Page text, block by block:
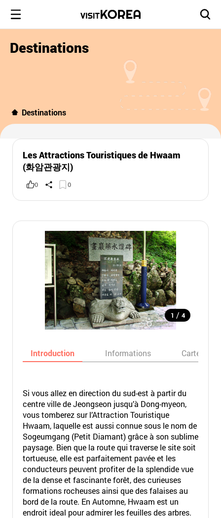
Destinations
Destinations
Les Attractions Touristiques de Hwaam
(화암관광지)
0 0
1 / 4
Introduction Informations Carte
Si vous allez en direction du sud-est à partir du
centre ville de Jeongseon jusqu’à Dong-myeon,
vous tomberez sur l’Attraction Touristique
Hwaam, laquelle est aussi connue sous le nom de
Sogeumgang (Petit Diamant) grâce à son sublime
paysage. Bien que la route qui traverse le site soit
tortueuse, elle est parfaitement pavée et les
conducteurs peuvent profiter de la splendide vue
de la dense et fascinante forêt, des curieuses
formations rocheuses ainsi que des falaises au
bord de la route. En Automne, Hwaam est un
endroit ideal pour admirer les feuilles des arbres.